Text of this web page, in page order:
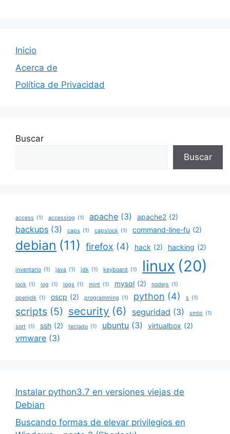
Inicio
Acerca de
Política de Privacidad
Buscar
Buscar
access (1) accesslog (1) apache (3) apache2 (2)
backups (3) caps (1) capslock (1) command-line-fu (2)
debian (11) firefox (4) hack (2) hacking (2)
inventario (1) java (1) jdk (1) keyboard (1) linux (20)
lock (1) log (1) logs (1) mint (1) mysql (2) nodejs (1)
openjdk (1) oscp (2) programming (1) python (4) s (1)
scripts (5) security (6) seguridad (3) smtp (1)
sort (1) ssh (2) teclado (1) ubuntu (3) virtualbox (2)
vmware (3)
Instalar python3.7 en versiones viejas de
Debian
Buscando formas de elevar privilegios en